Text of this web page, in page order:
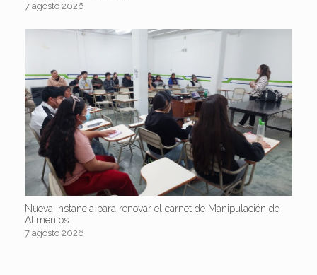
7 agosto 2026
Nueva instancia para renovar el carnet de Manipulación de
Alimentos
7 agosto 2026